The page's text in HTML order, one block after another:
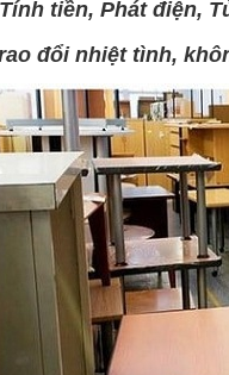
tiền, Phát điện,
đổi nhiệt tình,